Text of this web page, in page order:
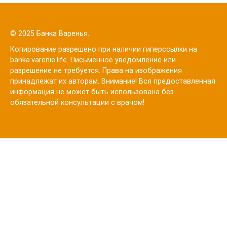
© 2025 Банка Варенья.
Копирование разрешено при наличии гиперссылки на
banka.varenie.life. Письменное уведомление или
разрешение не требуется. Права на изображения
принадлежат их авторам. Внимание! Вся предоставленная
информация не может быть использована без
обязательной консультации с врачом!